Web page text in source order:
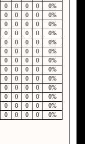
0 0 0 0
0%
0 0 0 0
0%
0 0 0 0
0%
0 0 0 0
0%
0 0 0 0
0%
0 0 0 0
0%
0 0 0 0
0%
0 0 0 0
0%
0 0 0 0
0%
0 0 0 0
0%
0 0 0 0
0%
0 0 0 0
0%
0 0 0 0 0%